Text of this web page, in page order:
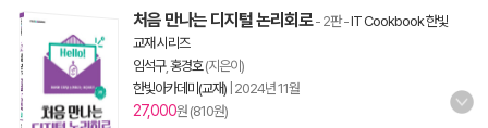
처음 만나는 디지털 논리회로- 2판-IT Cookbook 한빛
교재 시리즈
임석구, 홍경호(지은이)
한빛아카데미(교재) 2024년 11월
27,000원 (810원)